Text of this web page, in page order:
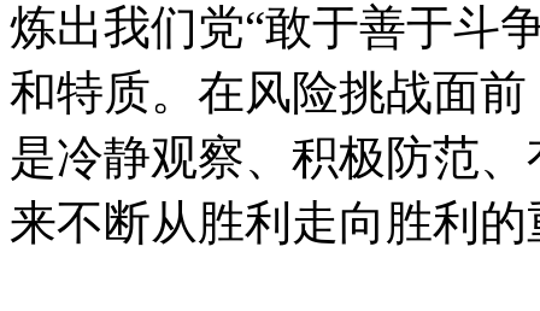
炼出我们党“敢于善于斗
和特质。在风险挑战面
是冷静观察、积极防范
来不断从胜利走向胜利